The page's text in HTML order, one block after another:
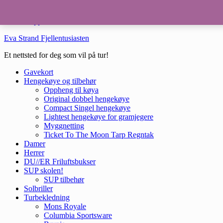
Eva Strand Fjellentusiasten
Et nettsted for deg som vil på tur!
Gavekort
Hengekøye og tilbehør
Oppheng til køya
Original dobbel hengekøye
Compact Singel hengekøye
Lightest hengekøye for gramjegere
Myggnetting
Ticket To The Moon Tarp Regntak
Damer
Herrer
DU//ER Friluftsbukser
SUP skolen!
SUP tilbehør
Solbriller
Turbekledning
Mons Royale
Columbia Sportsware